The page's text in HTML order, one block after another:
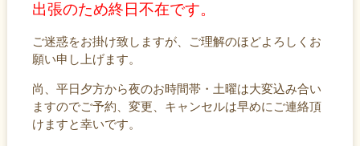
出張のため終日不在です。
ご迷惑をお掛け致しますが、ご理解のほどよろしくお
願い申し上げます。
尚、平日夕方から夜のお時間帯・土曜は大変込み合い
ますのでご予約、変更、キャンセルは早めにご連絡頂
けますと幸いです。